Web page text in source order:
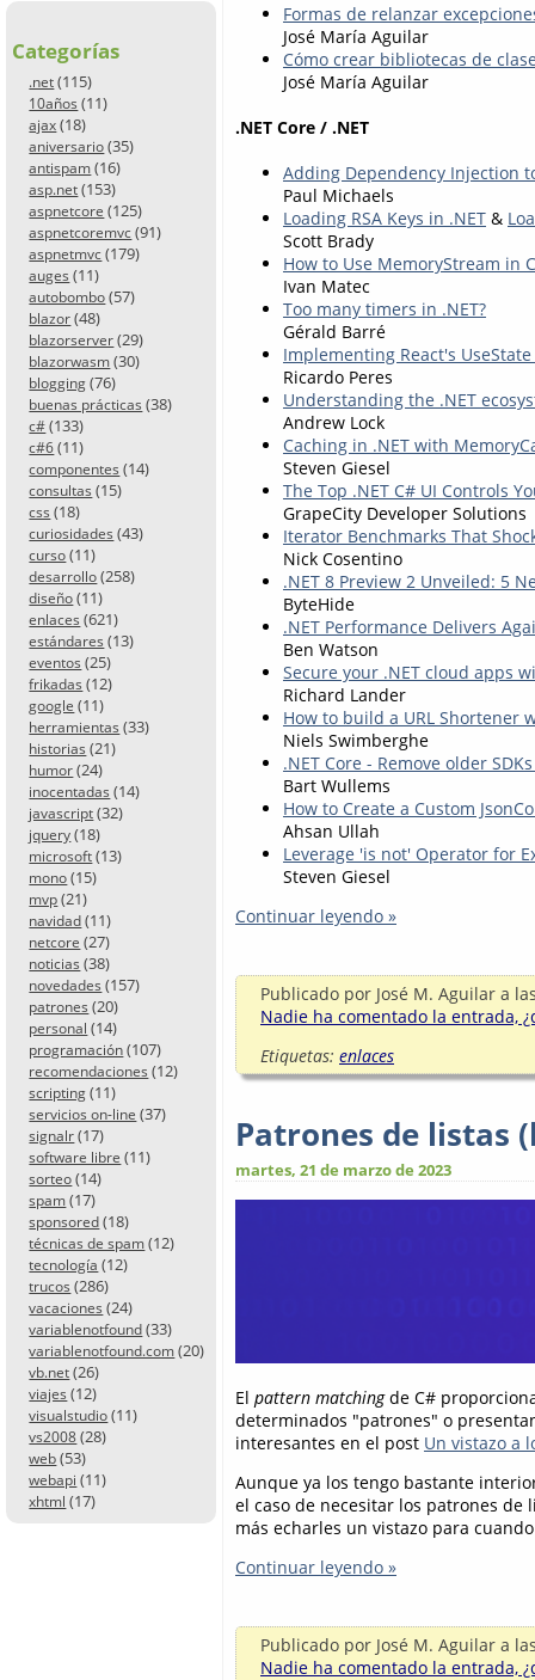
Categorías
.net (115)
10años (11)
ajax (18)
aniversario (35)
antispam (16)
asp.net (153)
aspnetcore (125)
aspnetcoremvc (91)
aspnetmvc (179)
auges (11)
autobombo (57)
blazor (48)
blazorserver (29)
blazorwasm (30)
blogging (76)
buenas prácticas (38)
c# (133)
c#6 (11)
componentes (14)
consultas (15)
css (18)
curiosidades (43)
curso (11)
desarrollo (258)
diseño (11)
enlaces (621)
estándares (13)
eventos (25)
frikadas (12)
google (11)
herramientas (33)
historias (21)
humor (24)
inocentadas (14)
javascript (32)
jquery (18)
microsoft (13)
mono (15)
mvp (21)
navidad (11)
netcore (27)
noticias (38)
novedades (157)
patrones (20)
personal (14)
programación (107)
recomendaciones (12)
scripting (11)
servicios on-line (37)
signalr (17)
software libre (11)
sorteo (14)
spam (17)
sponsored (18)
técnicas de spam (12)
tecnología (12)
trucos (286)
vacaciones (24)
variablenotfound (33)
variablenotfound.com (20)
vb.net (26)
viajes (12)
visualstudio (11)
vs2008 (28)
web (53)
webapi (11)
xhtml (17)
Formas de relanzar
José María Aguilar
Cómo crear bibliotecas de
José María Aguilar
.NET Core / .NET
Adding Dependency Injection
Paul Michaels
Loading RSA Keys in .NET &
Scott Brady
How to Use MemoryStream in
Ivan Matec
Too many timers in .NET?
Gérald Barré
Implementing React's
Ricardo Peres
Understanding the .NET
Andrew Lock
Caching in .NET with
Steven Giesel
The Top .NET C# UI Controls
GrapeCity Developer Solutions
Iterator Benchmarks That
Nick Cosentino
.NET 8 Preview 2 Unveiled: 5
ByteHide
.NET Performance Delivers
Ben Watson
Secure your .NET cloud apps
Richard Lander
How to build a URL Shortener
Niels Swimberghe
.NET Core - Remove older
Bart Wullems
How to Create a Custom
Ahsan Ullah
Leverage 'is not' Operator for
Steven Giesel
Continuar leyendo »
Publicado por José M. Aguilar a
Nadie ha comentado la entrada,
Etiquetas: enlaces
Patrones de listas
martes, 21 de marzo de 2023
El pattern matchingde C#
determinados "patrones" o
interesantes en el post Un vistazo a
Aunque ya los tengo bastante
el caso de necesitar los patrones de
más echarles un vistazo para
Continuar leyendo »
Publicado por José M. Aguilar a
Nadie ha comentado la entrada,